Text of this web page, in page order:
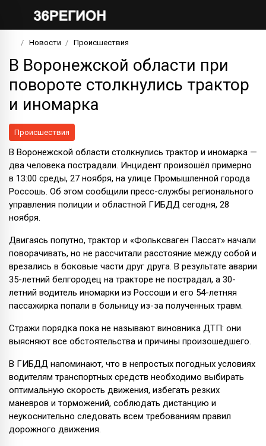
Новости Происшествия
В Воронежской области при
повороте столкнулись трактор
и иномарка
Происшествия
В Воронежской области столкнулись трактор и иномарка —
два человека пострадали. Инцидент произошёл примерно
в 13:00 среды, 27 ноября, на улице Промышленной города
Россошь. Об этом сообщили пресс-службы регионального
управления полиции и областной ГИБДД сегодня, 28
ноября.
Двигаясь попутно, трактор и «Фольксваген Пассат» начали
поворачивать, но не рассчитали расстояние между собой и
врезались в боковые части друг друга. В результате аварии
35-летний белгородец на тракторе не пострадал, а 30-
летний водитель иномарки из Россоши и его 54-летняя
пассажирка попали в больницу из-за полученных травм.
Стражи порядка пока не называют виновника ДТП: они
выясняют все обстоятельства и причины произошедшего.
В ГИБДД напоминают, что в непростых погодных условиях
водителям транспортных средств необходимо выбирать
оптимальную скорость движения, избегать резких
маневров и торможений, соблюдать дистанцию и
неукоснительно следовать всем требованиям правил
дорожного движения.